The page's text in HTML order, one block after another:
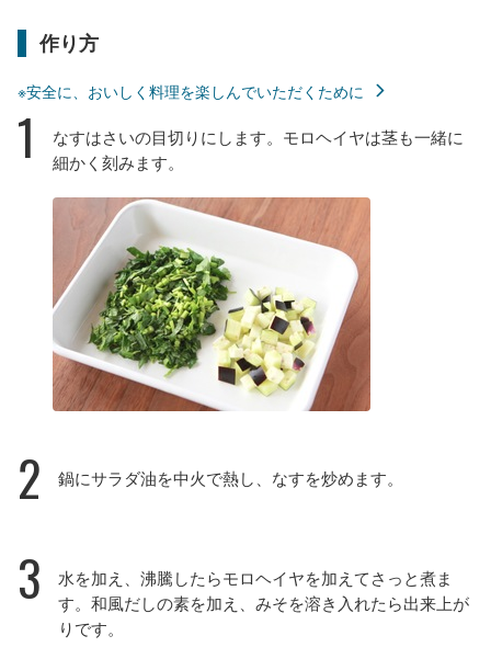
作り方
※安全に、おいしく料理を楽しんでいただくために
1
なすはさいの目切りにします。モロヘイヤは茎も一緒に
細かく刻みます。
2 鍋にサラダ油を中火で熱し、なすを炒めます。
3
水を加え、沸騰したらモロヘイヤを加えてさっと煮ま
す。和風だしの素を加え、みそを溶き入れたら出来上が
りです。